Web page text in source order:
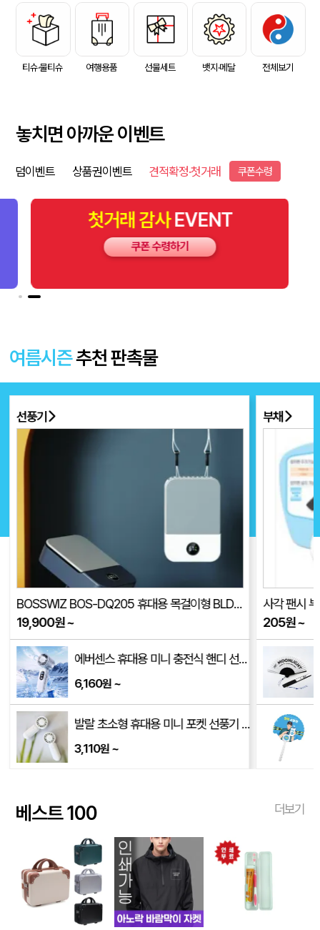
티슈·물티슈 여행용품 선물세트 뱃지·메달 전체보기
놓치면 아까운 이벤트
덤이벤트 상품권이벤트 견적확정·첫거래 쿠폰수령
첫거래 감사EVENT
쿠폰 수령하기
여름시즌추천 판촉물
부채
사각 팬시 부채_엄카맨 (175X190mm)
205원~
독판 흑선 부채(대)
3,310원~
공작 로고긴팬시 (백색자루) 부채 (190*165mm)
207원~
넥쿨러
스마트 3단
11,400원
베스트 100 더보기